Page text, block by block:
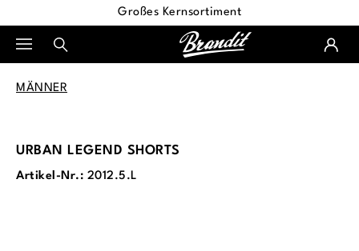
Großes Kernsortiment
MÄNNER
URBAN LEGEND SHORTS
Artikel-Nr.: 2012.5.L